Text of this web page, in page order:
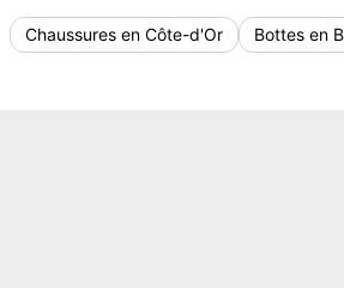
Chaussures en Côte-d'Or Bottes en